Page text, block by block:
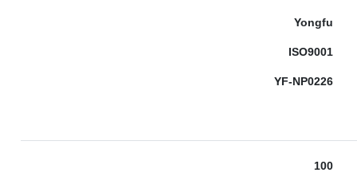
Yongfu
ISO9001
YF-NP0226
100